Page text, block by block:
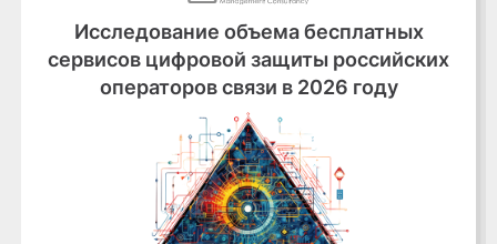
Исследование объема бесплатных
сервисов цифровой защиты российских
операторов связи в 2026 году